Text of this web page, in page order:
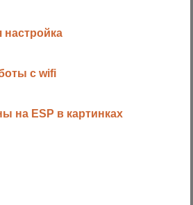
настройка
с wifi
на ESP в картинках